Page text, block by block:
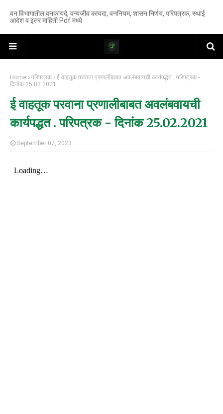
वन विभागातील वनकायदे, वन्यजीव कायदा, वननियम, शासन निर्णय, परिपत्रक, स्थाई
आदेश व इतर माहिती Pdf मध्ये
Home परिपत्रक
ई वाहतूक परवाना प्रणालीबाबत अवलंबवायची कार्यपद्धत . परिपत्रक -
दिनांक 25.02.2021
ई वाहतूक परवाना प्रणालीबाबत अवलंबवायची
कार्यपद्धत . परिपत्रक - दिनांक 25.02.2021
September 07, 2023